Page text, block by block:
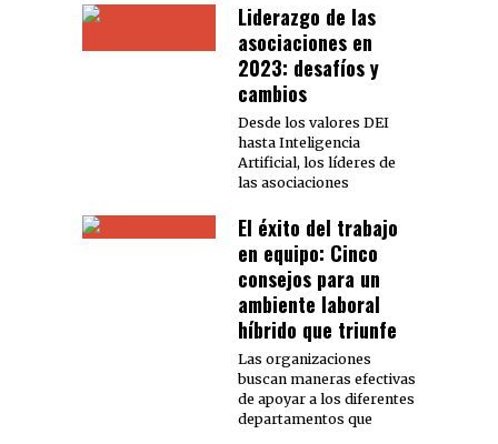
Liderazgo de las
asociaciones en
2023: desafíos y
cambios
Desde los valores DEI
hasta Inteligencia
Artificial, los líderes de
las asociaciones
El éxito del trabajo
en equipo: Cinco
consejos para un
ambiente laboral
híbrido que triunfe
Las organizaciones
buscan maneras efectivas
de apoyar a los diferentes
departamentos que